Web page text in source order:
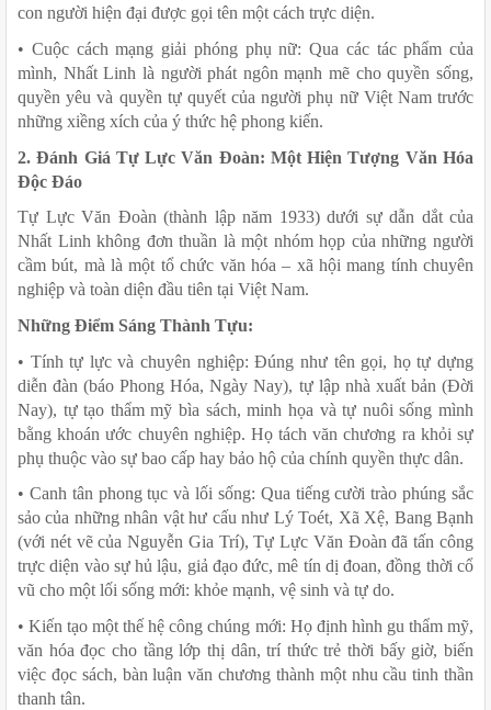
con người hiện đại được gọi tên một cách trực diện.
• Cuộc cách mạng giải phóng phụ nữ: Qua các tác phẩm của
mình, Nhất Linh là người phát ngôn mạnh mẽ cho quyền sống,
quyền yêu và quyền tự quyết của người phụ nữ Việt Nam trước
những xiềng xích của ý thức hệ phong kiến.
2. Đánh Giá Tự Lực Văn Đoàn: Một Hiện Tượng Văn Hóa
Độc Đáo
Tự Lực Văn Đoàn (thành lập năm 1933) dưới sự dẫn dắt của
Nhất Linh không đơn thuần là một nhóm họp của những người
cầm bút, mà là một tổ chức văn hóa – xã hội mang tính chuyên
nghiệp và toàn diện đầu tiên tại Việt Nam.
Những Điểm Sáng Thành Tựu:
• Tính tự lực và chuyên nghiệp: Đúng như tên gọi, họ tự dựng
diễn đàn (báo Phong Hóa, Ngày Nay), tự lập nhà xuất bản (Đời
Nay), tự tạo thẩm mỹ bìa sách, minh họa và tự nuôi sống mình
bằng khoán ước chuyên nghiệp. Họ tách văn chương ra khỏi sự
phụ thuộc vào sự bao cấp hay bảo hộ của chính quyền thực dân.
• Canh tân phong tục và lối sống: Qua tiếng cười trào phúng sắc
sảo của những nhân vật hư cấu như Lý Toét, Xã Xệ, Bang Bạnh
(với nét vẽ của Nguyễn Gia Trí), Tự Lực Văn Đoàn đã tấn công
trực diện vào sự hủ lậu, giả đạo đức, mê tín dị đoan, đồng thời cổ
vũ cho một lối sống mới: khỏe mạnh, vệ sinh và tự do.
• Kiến tạo một thế hệ công chúng mới: Họ định hình gu thẩm mỹ,
văn hóa đọc cho tầng lớp thị dân, trí thức trẻ thời bấy giờ, biến
việc đọc sách, bàn luận văn chương thành một nhu cầu tinh thần
thanh tân.